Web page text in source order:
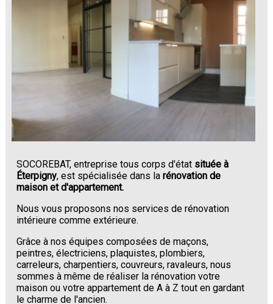
SOCOREBAT, entreprise tous corps d'état située à
Éterpigny, est spécialisée dans larénovation de
maison et d'appartement.
Nous vous proposons nos services de rénovation
intérieure comme extérieure.
Grâce à nos équipes composées de maçons,
peintres, électriciens, plaquistes, plombiers,
carreleurs, charpentiers, couvreurs, ravaleurs, nous
sommes à même de réaliser la rénovation votre
maison ou votre appartement de A à Z tout en gardant
le charme de l'ancien.